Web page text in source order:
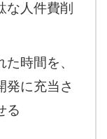
な人件費削
時間を、
発に充当さ
る